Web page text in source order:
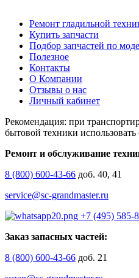
Ремонт гладильной
Купить запчасти
Подбор запчастей по
Полезное
Контакты
О Компании
Отзывы о нас
Личный кабинет
Рекомендация: при
бытовой техники использовать
Ремонт и обслуживание
8 (800) 600-43-66 доб. 40, 41
service@sc-grandmaster.ru
+7 (495) 585-
Заказ запасных частей:
8 (800) 600-43-66 доб. 21